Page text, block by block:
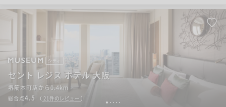
1 2 3 4 5
シティ
セント レジス ホテル 大阪
堺筋本町駅から0.4km
総合点4.5 （ 21件のレビュー ）